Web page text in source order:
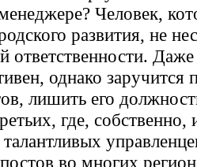
Человек,
развития, не
ответственности.
однако заручится
лишить его
где, собственно,
во многих